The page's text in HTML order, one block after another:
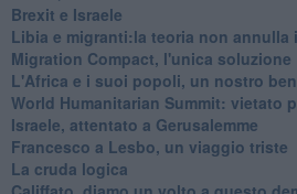
Brexit e Israele
Libia e migranti:la teoria non annulla
Migration Compact, l'unica soluzione
L'Africa e i suoi popoli, un nostro
World Humanitarian Summit: vietato
Israele, attentato a Gerusalemme
Francesco a Lesbo, un viaggio triste
La cruda logica